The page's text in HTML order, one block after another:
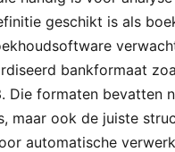
geschikt is als
bankformaat
Die formaten bevatten
maar ook de juiste
automatische